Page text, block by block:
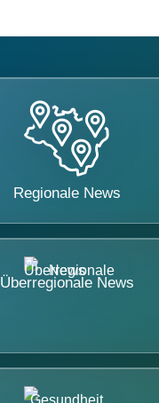
Regionale News
Überregionale News